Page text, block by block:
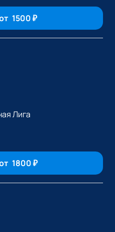
1500₽
Лига
1800₽